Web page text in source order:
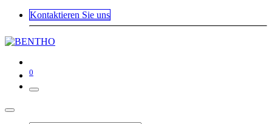
Kontaktieren Sie uns
0